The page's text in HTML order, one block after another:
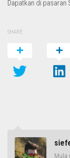
Dapatkan di pasaran
SHARE
Mula